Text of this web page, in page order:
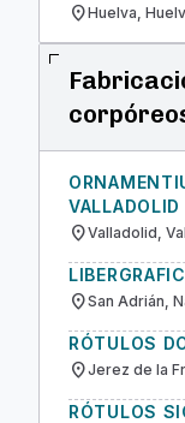
location_onHuelva,
VALLADOLID
location_onValladolid,
LIBERGRAFIC
location_onSan Adrián,
RÓTULOS
location_onJerez de la
RÓTULOS